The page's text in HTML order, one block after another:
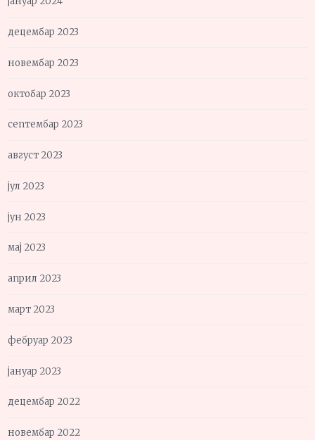
децембар 2023
новембар 2023
октобар 2023
септембар 2023
август 2023
јул 2023
јун 2023
мај 2023
април 2023
март 2023
фебруар 2023
јануар 2023
децембар 2022
новембар 2022